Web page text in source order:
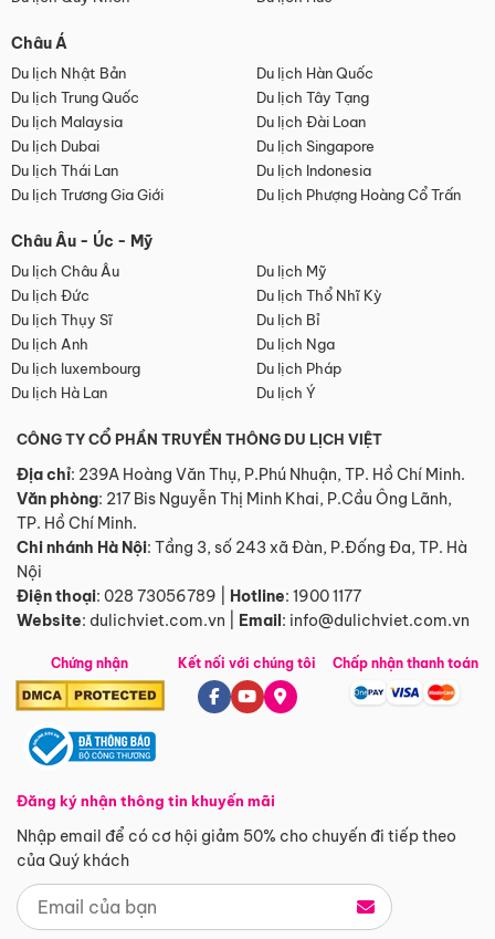
Châu Á
Du lịch Nhật Bản
Du lịch Hàn Quốc
Du lịch Trung Quốc
Du lịch Tây Tạng
Du lịch Malaysia
Du lịch Đài Loan
Du lịch Dubai
Du lịch Singapore
Du lịch Thái Lan
Du lịch Indonesia
Du lịch Trương Gia Giới
Du lịch Phượng Hoàng Cổ Trấn
Châu Âu - Úc - Mỹ
Du lịch Châu Âu
Du lịch Mỹ
Du lịch Đức
Du lịch Thổ Nhĩ Kỳ
Du lịch Thụy Sĩ
Du lịch Bỉ
Du lịch Anh
Du lịch Nga
Du lịch luxembourg
Du lịch Pháp
Du lịch Hà Lan
Du lịch Ý
CÔNG TY CỔ PHẦN TRUYỀN THÔNG DU LỊCH VIỆT
Địa chỉ: 239A Hoàng Văn Thụ, P.Phú Nhuận, TP. Hồ Chí Minh.
Văn phòng: 217 Bis Nguyễn Thị Minh Khai, P.Cầu Ông Lãnh,
TP. Hồ Chí Minh.
Chi nhánh Hà Nội: Tầng 3, số 243 xã Đàn, P.Đống Đa, TP. Hà
Nội
Điện thoại: 028 73056789 Hotline: 1900 1177
Website: dulichviet.com.vn Email: info@dulichviet.com.vn
Chứng nhận
Đăng ký nhận thông tin khuyến mãi
Nhập email để có cơ hội giảm 50% cho chuyến đi tiếp theo
của Quý khách
Kết nối với chúng tôi Chấp nhận thanh toán